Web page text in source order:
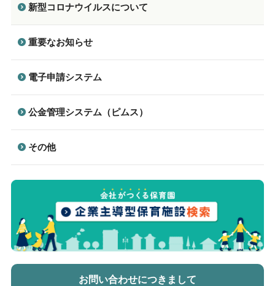
新型コロナウイルスについて
重要なお知らせ
電子申請システム
公金管理システム（ピムス）
その他
お問い合わせにつきまして